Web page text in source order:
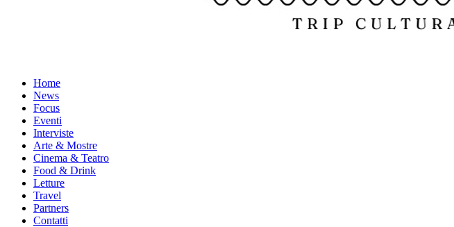
Home
News
Focus
Eventi
Interviste
Arte & Mostre
Cinema & Teatro
Food & Drink
Letture
Travel
Partners
Contatti